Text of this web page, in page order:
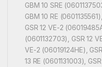
GBM 10 SRE
GBM 10 RE
GSR 12 VE-2
(0601132703), GSR 12
VE-2 (06019124HE),
13 RE (0601131003),